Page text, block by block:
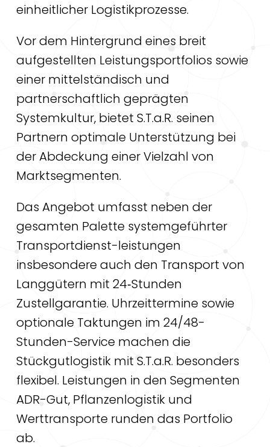
einheitlicher Logistikprozesse.
Vor dem Hintergrund eines breit
aufgestellten Leistungsportfolios sowie
einer mittelständisch und
partnerschaftlich geprägten
Systemkultur, bietet S.T.a.R. seinen
Partnern optimale Unterstützung bei
der Abdeckung einer Vielzahl von
Marktsegmenten.
Das Angebot umfasst neben der
gesamten Palette systemgeführter
Transportdienst-leistungen
insbesondere auch den Transport von
Langgütern mit 24‐Stunden
Zustellgarantie. Uhrzeittermine sowie
optionale Taktungen im 24/48-
Stunden-Service machen die
Stückgutlogistik mit S.T.a.R. besonders
flexibel. Leistungen in den Segmenten
ADR-Gut, Pflanzenlogistik und
Werttransporte runden das Portfolio
ab.